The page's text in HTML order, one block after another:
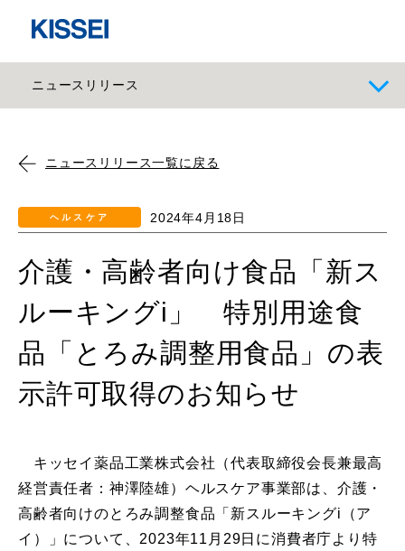
ニュースリリース
ニュースリリース一覧に戻る
ヘルスケア 2024年4月18日
介護・高齢者向け食品「新ス
ルーキングi」 特別用途食
品「とろみ調整用食品」の表
示許可取得のお知らせ
キッセイ薬品工業株式会社（代表取締役会長兼最高
経営責任者：神澤陸雄）ヘルスケア事業部は、介護・
高齢者向けのとろみ調整食品「新スルーキングi（ア
イ）」について、2023年11月29日に消費者庁より特